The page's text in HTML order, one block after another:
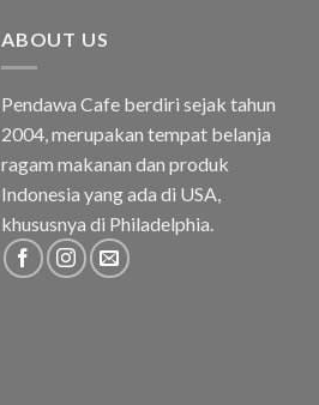
ABOUT US
Pendawa Cafe berdiri sejak tahun
2004, merupakan tempat belanja
ragam makanan dan produk
Indonesia yang ada di USA,
khususnya di Philadelphia.